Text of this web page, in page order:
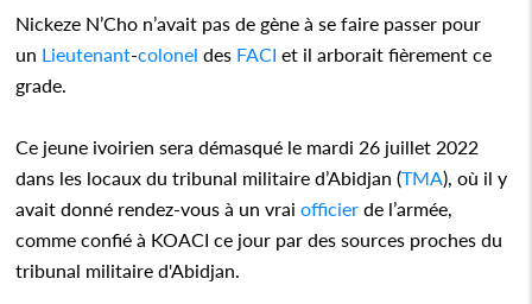
Nickeze N’Cho n’avait pas de gène à se faire passer pour
un Lieutenant-colonel des FACI et il arborait fièrement ce
grade.
Ce jeune ivoirien sera démasqué le mardi 26 juillet 2022
dans les locaux du tribunal militaire d’Abidjan (TMA), où il y
avait donné rendez-vous à un vraiofficier de l’armée,
comme confié à KOACI ce jour par des sources proches du
tribunal militaire d'Abidjan.